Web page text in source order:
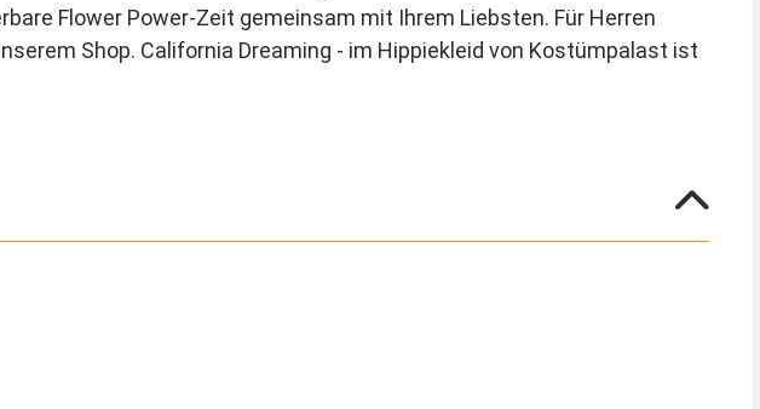
Flower Power-Zeit gemeinsam mit Ihrem Liebsten. Für Herren
Shop. California Dreaming - im Hippiekleid von Kostümpalast ist